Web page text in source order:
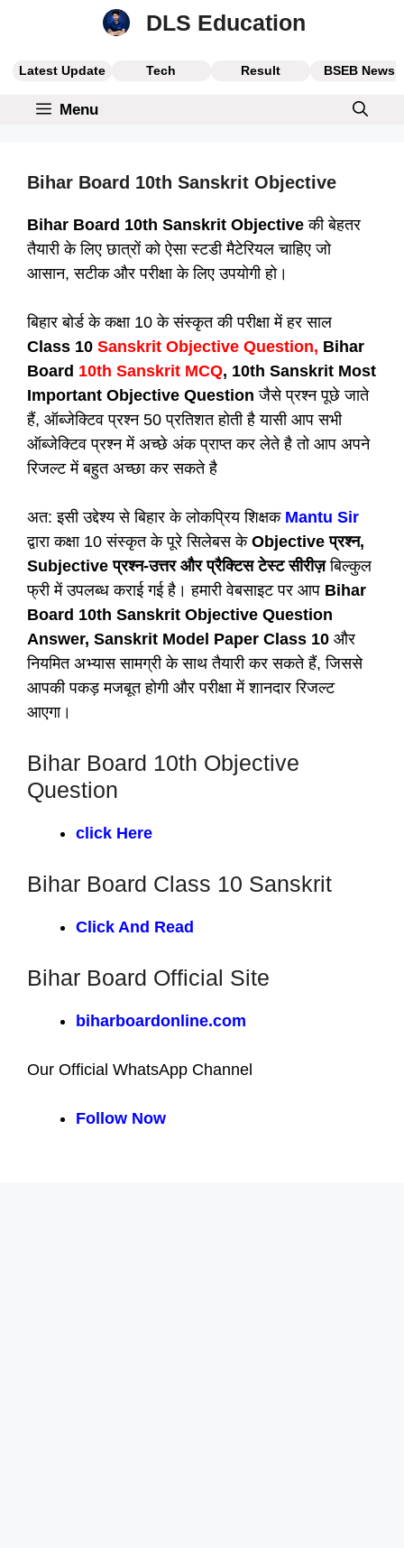
DLS Education
Latest Update Tech Result BSEB News
Menu
Bihar Board 10th Sanskrit Objective
Bihar Board 10th Sanskrit Objective की बेहतर
तैयारी के लिए छात्रों को ऐसा स्टडी मैटेरियल चाहिए जो
आसान, सटीक और परीक्षा के लिए उपयोगी हो।
बिहार बोर्ड के कक्षा 10 के संस्कृत की परीक्षा में हर साल
Class 10 Sanskrit Objective Question, Bihar
Board 10th Sanskrit MCQ, 10th Sanskrit Most
Important Objective Question जैसे प्रश्न पूछे जाते
हैं, ऑब्जेक्टिव प्रश्न 50 प्रतिशत होती है यासी आप सभी
ऑब्जेक्टिव प्रश्न में अच्छे अंक प्राप्त कर लेते है तो आप अपने
रिजल्ट में बहुत अच्छा कर सकते है
अत: इसी उद्देश्य से बिहार के लोकप्रिय शिक्षक Mantu Sir
द्वारा कक्षा 10 संस्कृत के पूरे सिलेबस के Objective प्रश्न,
Subjective प्रश्न-उत्तर और प्रैक्टिस टेस्ट सीरीज़बिल्कुल
फ्री में उपलब्ध कराई गई है। हमारी वेबसाइट पर आप Bihar
Board 10th Sanskrit Objective Question
Answer, Sanskrit Model Paper Class 10 और
नियमित अभ्यास सामग्री के साथ तैयारी कर सकते हैं, जिससे
आपकी पकड़ मजबूत होगी और परीक्षा में शानदार रिजल्ट
आएगा।
Bihar Board 10th Objective
Question
click Here
Bihar Board Class 10 Sanskrit
Click And Read
Bihar Board Official Site
biharboardonline.com
Our Official WhatsApp Channel
Follow Now